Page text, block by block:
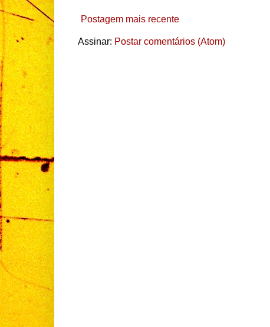
Postagem mais recente
Assinar: Postar comentários (Atom)